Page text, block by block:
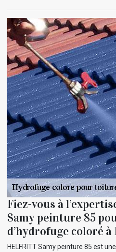
Fiez-vous à
Samy peinture 85
d’hydrofuge coloré à
HELFRITT Samy peinture 85 est